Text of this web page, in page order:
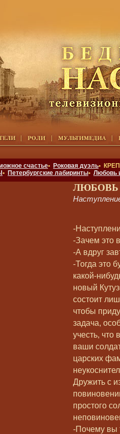
счастье• Роковая дуэль•
• Петербургские лабиринты• Любовь
ЛЮБОВЬ
-
-Зачем это
-А вдруг
-Тогда это
какой-
новый
состоит
чтобы
задача,
учесть, что
ваши
царских
Дружить с
простого
-Почему вы